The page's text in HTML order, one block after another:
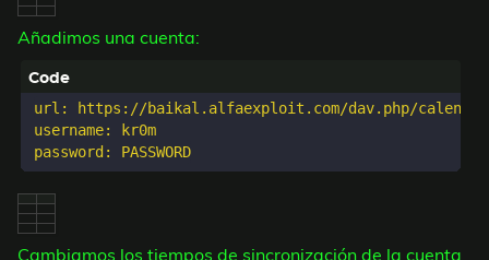
Cliente Android:
Como ocurre en el PC
calendarios y otro con el que gestionar los eventos.
Como sincronizador utilizaremos DAVx⁵
instalado
desde F-Droid
.
Seguimos el asistente inicial: